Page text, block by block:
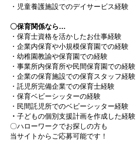
・児童養護施設でのデイサービス経験
〇保育関係なら…
・保育士資格を活かしたお仕事経験
・企業内保育や小規模保育園での経験
・幼稚園教諭や保育園での経験
・事業所内保育所や民間保育園での経験
・企業の保育施設での保育スタッフ経験
・託児所完備企業での保育士経験
・保育ベビーシッターの経験
・民間託児所でのベビーシッター経験
・ 子どもの個別支援計画を作成した経験
〇ハローワークでお探しの方も
当サイトからご応募可能です！